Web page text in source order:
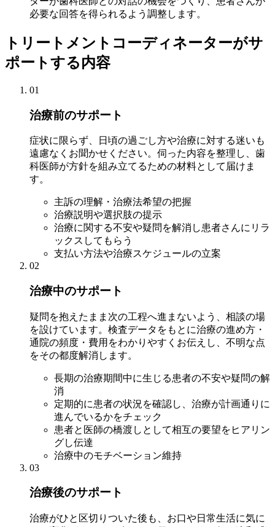
必要な回答を得られるよう調整します。
トリートメントコーディネーターがサ
ポートする内容
01
治療前のサポート
症状に限らず、日頃の過ごし方や治療に対する迷いも
遠慮なくお聞かせください。伺った内容を整理し、歯
科医師が方針を組み立てるための材料として届けま
す。
主訴の理解・治療法希望の把握
治療説明や選択肢の提示
治療に関する不安や疑問を解消し患者さんにリラ
ックスしてもらう
支払い方法や治療スケジュールの立案
02
治療中のサポート
疑問を抱えたまま次の工程へ進まないよう、相談の場
を設けています。検査データをもとに治療の進め方・
通院の頻度・費用をわかりやすくお伝えし、不明な点
をその都度解消します。
長期の治療期間中に生じる患者の不安や疑問の解
消
定期的に患者の状況を確認し、治療が計画通りに
進んでいるかをチェック
患者と医師の橋渡しとして相互の要望をヒアリン
グし伝達
治療中のモチベーション維持
03
治療後のサポート
治療がひと区切りついた後も、お口や日常生活に気に